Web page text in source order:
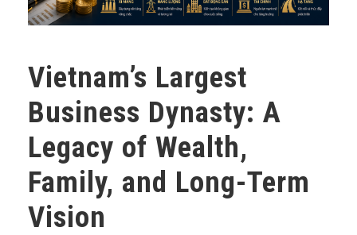
Vietnam’s Largest
Business Dynasty: A
Legacy of Wealth,
Family, and Long-Term
Vision